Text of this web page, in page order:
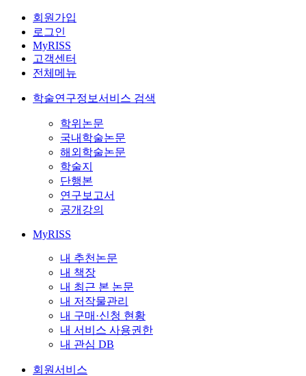
회원가입
로그인
MyRISS
고객센터
전체메뉴
학술연구정보서비스 검색
학위논문
국내학술논문
해외학술논문
학술지
단행본
연구보고서
공개강의
MyRISS
내 추천논문
내 책장
내 최근 본 논문
내 저작물관리
내 구매·신청 현황
내 서비스 사용권한
내 관심 DB
회원서비스